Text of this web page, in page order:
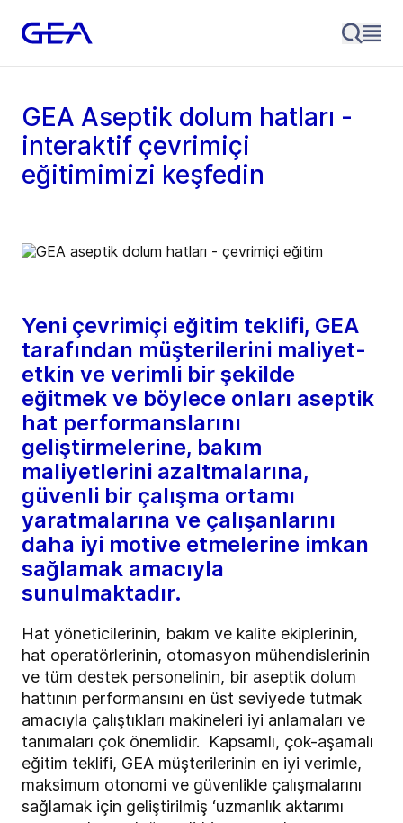
GEA Aseptik dolum hatları -
interaktif çevrimiçi
eğitimimizi keşfedin
Yeni çevrimiçi eğitim teklifi, GEA
tarafından müşterilerini maliyet-
etkin ve verimli bir şekilde
eğitmek ve böylece onları aseptik
hat performanslarını
geliştirmelerine, bakım
maliyetlerini azaltmalarına,
güvenli bir çalışma ortamı
yaratmalarına ve çalışanlarını
daha iyi motive etmelerine imkan
sağlamak amacıyla
sunulmaktadır.
Hat yöneticilerinin, bakım ve kalite ekiplerinin,
hat operatörlerinin, otomasyon mühendislerinin
ve tüm destek personelinin, bir aseptik dolum
hattının performansını en üst seviyede tutmak
amacıyla çalıştıkları makineleri iyi anlamaları ve
tanımaları çok önemlidir. Kapsamlı, çok-aşamalı
eğitim teklifi, GEA müşterilerinin en iyi verimle,
maksimum otonomi ve güvenlikle çalışmalarını
sağlamak için geliştirilmiş ‘uzmanlık aktarımı